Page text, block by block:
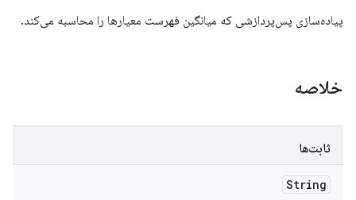
پیاده‌سازی پس‌پردازشی که میانگین فهرست معیارها را محاسبه می‌کند.
خلاصه
ثابت‌ها
String